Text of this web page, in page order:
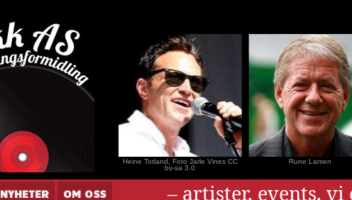
Gunnar Andersen
Heine Totland, Foto Jarle Vines CC
by-sa 3.0
Rune Larsen
NYHETER OM OSS – artister, events,